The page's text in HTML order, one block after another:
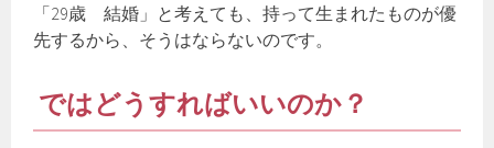
「29歳 結婚」と考えても、持って生まれたものが優
先するから、そうはならないのです。
ではどうすればいいのか？